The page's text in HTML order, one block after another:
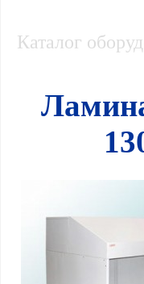
Каталог